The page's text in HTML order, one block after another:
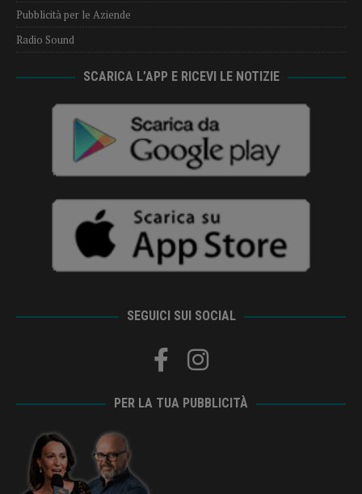
Pubblicità per le Aziende
Radio Sound
SCARICA L’APP E RICEVI LE NOTIZIE
SEGUICI SUI SOCIAL
PER LA TUA PUBBLICITÀ